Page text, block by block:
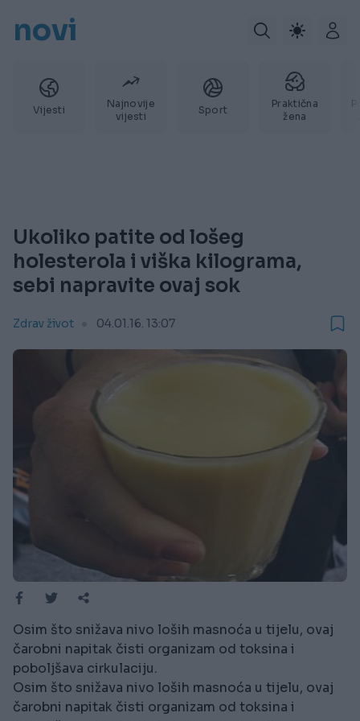
novi
Vijesti
Najnovije
vijesti
Sport
Praktična
žena
Ukoliko patite od lošeg
holesterola i viška kilograma,
sebi napravite ovaj sok
Zdrav život 04.01.16. 13:07
Osim što snižava nivo loših masnoća u tijelu, ovaj
čarobni napitak čisti organizam od toksina i
poboljšava cirkulaciju.
Osim što snižava nivo loših masnoća u tijelu, ovaj
čarobni napitak čisti organizam od toksina i